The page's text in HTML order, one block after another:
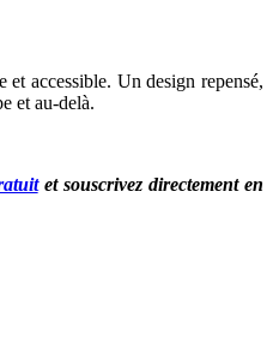
accessible. Un design repensé,
et au-delà.
et souscrivez directement en